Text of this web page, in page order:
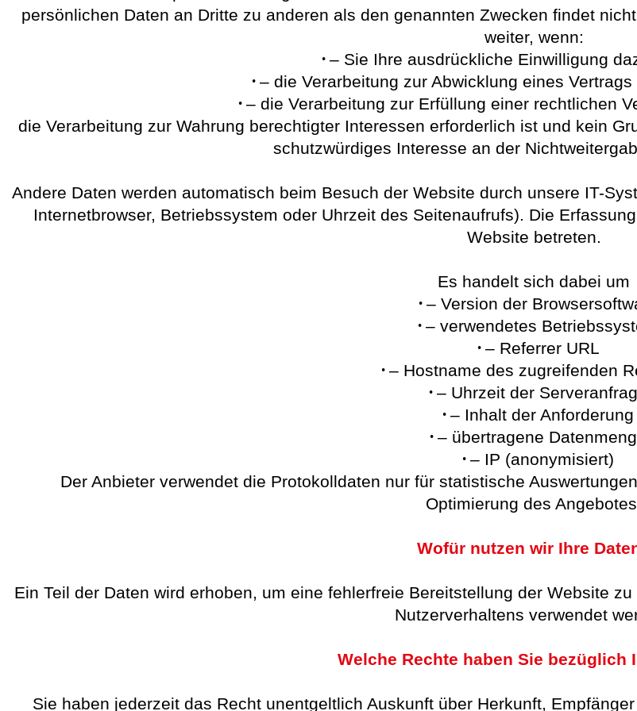
persönlichen Daten an Dritte zu anderen als den genannten Zwecken findet
weiter, wenn:
– Sie Ihre ausdrückliche Einwilligung
– die Verarbeitung zur Abwicklung eines
– die Verarbeitung zur Erfüllung einer rechtlichen
die Verarbeitung zur Wahrung berechtigter Interessen erforderlich ist und kein
schutzwürdiges Interesse an der
Andere Daten werden automatisch beim Besuch der Website durch unsere IT-
Internetbrowser, Betriebssystem oder Uhrzeit des Seitenaufrufs). Die
Website betreten.
Es handelt sich dabei um
– Version der
– verwendetes
– Referrer URL
– Hostname des zugreifenden
– Uhrzeit der
– Inhalt der Anforderung
– übertragene
– IP (anonymisiert)
Der Anbieter verwendet die Protokolldaten nur für statistische
Optimierung des
Wofür nutzen wir Ihre
Ein Teil der Daten wird erhoben, um eine fehlerfreie Bereitstellung der Website
Nutzerverhaltens verwendet
Welche Rechte haben Sie bezüglich
Sie haben jederzeit das Recht unentgeltlich Auskunft über Herkunft,